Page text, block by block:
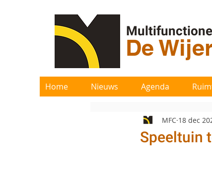
De
Home Nieuws Agenda
Speeltuin
MFC 18 dec